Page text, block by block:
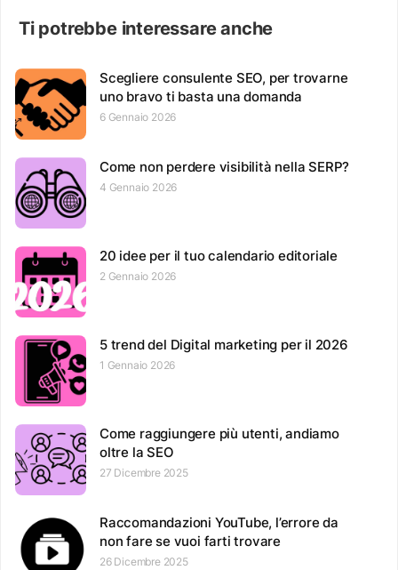
Ti potrebbe interessare anche
Scegliere consulente SEO, per trovarne
uno bravo ti basta una domanda
6 Gennaio 2026
Come non perdere visibilità nella SERP?
4 Gennaio 2026
20 idee per il tuo calendario editoriale
2 Gennaio 2026
5 trend del Digital marketing per il 2026
1 Gennaio 2026
Come raggiungere più utenti, andiamo
oltre la SEO
27 Dicembre 2025
Raccomandazioni YouTube, l’errore da
non fare se vuoi farti trovare
26 Dicembre 2025